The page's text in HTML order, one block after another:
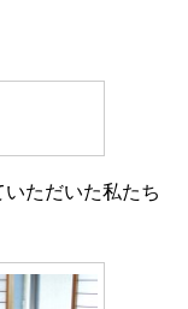
ただいた私たち